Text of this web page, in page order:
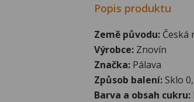
Popis produktu
Země původu: Česká
Výrobce: Znovín
Značka: Pálava
Způsob balení:Sklo
Barva a obsah cukru: